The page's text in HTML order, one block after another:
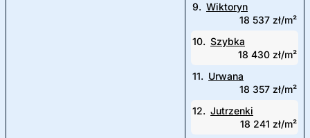
9. Wiktoryn
18 537 zł/m²
10. Szybka
18 430 zł/m²
11. Urwana
18 357 zł/m²
12. Jutrzenki
18 241 zł/m²